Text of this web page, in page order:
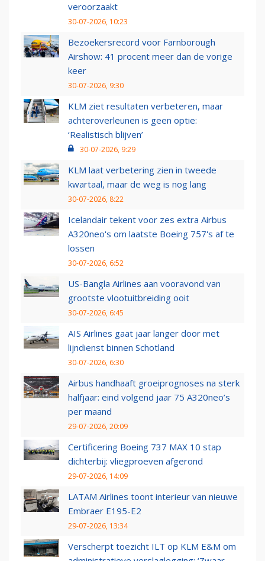
veroorzaakt
30-07-2026, 10:23
Bezoekersrecord voor Farnborough
Airshow: 41 procent meer dan de vorige
keer
30-07-2026, 9:30
KLM ziet resultaten verbeteren, maar
achteroverleunen is geen optie:
‘Realistisch blijven’
30-07-2026, 9:29
KLM laat verbetering zien in tweede
kwartaal, maar de weg is nog lang
30-07-2026, 8:22
Icelandair tekent voor zes extra Airbus
A320neo's om laatste Boeing 757's af te
lossen
30-07-2026, 6:52
US-Bangla Airlines aan vooravond van
grootste vlootuitbreiding ooit
30-07-2026, 6:45
AIS Airlines gaat jaar langer door met
lijndienst binnen Schotland
30-07-2026, 6:30
Airbus handhaaft groeiprognoses na sterk
halfjaar: eind volgend jaar 75 A320neo’s
per maand
29-07-2026, 20:09
Certificering Boeing 737 MAX 10 stap
dichterbij: vliegproeven afgerond
29-07-2026, 14:09
LATAM Airlines toont interieur van nieuwe
Embraer E195-E2
29-07-2026, 13:34
Verscherpt toezicht ILT op KLM E&M om